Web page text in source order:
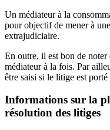
Un médiateur à la
pour objectif de mener à
extrajudiciaire.
En outre, il est bon de
médiateur à la fois. Par
être saisi si le litige est
Informations sur la
résolution des litiges